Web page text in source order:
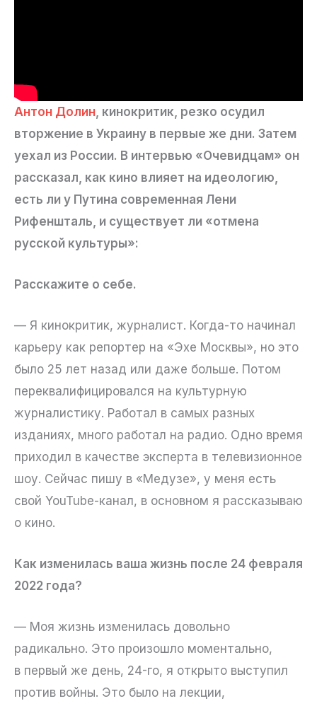
Антон Долин , кинокритик, резко осудил
вторжение в Украину в первые же дни. Затем
уехал из России. В интервью «Очевидцам» он
рассказал, как кино влияет на идеологию,
есть ли у Путина современная Лени
Рифеншталь, и существует ли «отмена
русской культуры»:
Расскажите о себе.
— Я кинокритик, журналист. Когда-то начинал
карьеру как репортер на «Эхе Москвы», но это
было 25 лет назад или даже больше. Потом
переквалифицировался на культурную
журналистику. Работал в самых разных
изданиях, много работал на радио. Одно время
приходил в качестве эксперта в телевизионное
шоу. Сейчас пишу в «Медузе», у меня есть
свой YouTube-канал, в основном я рассказываю
о кино.
Как изменилась ваша жизнь после 24 февраля
2022 года?
— Моя жизнь изменилась довольно
радикально. Это произошло моментально,
в первый же день, 24-го, я открыто выступил
против войны. Это было на лекции,